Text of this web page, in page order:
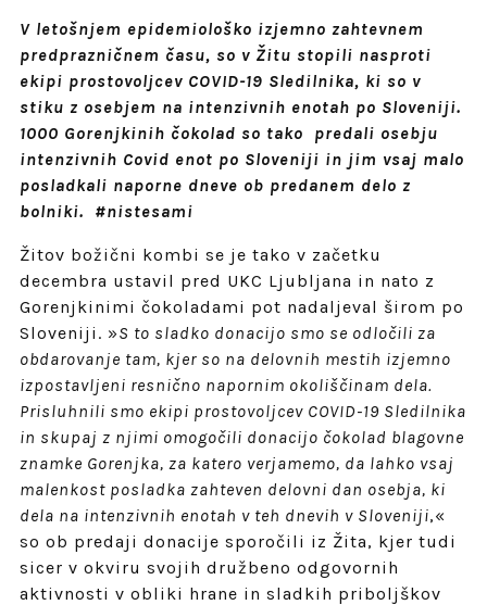
V letošnjem epidemiološko izjemno zahtevnem
predprazničnem času, so v Žitu stopili nasproti
ekipi prostovoljcev COVID-19 Sledilnika, ki so v
stiku z osebjem na intenzivnih enotah po Sloveniji.
1000 Gorenjkinih čokolad so tako predali osebju
intenzivnih Covid enot po Sloveniji in jim vsaj malo
posladkali naporne dneve ob predanem delo z
bolniki. #nistesami
Žitov božični kombi se je tako v začetku
decembra ustavil pred UKC Ljubljana in nato z
Gorenjkinimi čokoladami pot nadaljeval širom po
Sloveniji. »S to sladko donacijo smo se odločili za
obdarovanje tam, kjer so na delovnih mestih izjemno
izpostavljeni resnično napornim okoliščinam dela.
Prisluhnili smo ekipi prostovoljcev COVID-19 Sledilnika
in skupaj z njimi omogočili donacijo čokolad blagovne
znamke Gorenjka, za katero verjamemo, da lahko vsaj
malenkost posladka zahteven delovni dan osebja, ki
dela na intenzivnih enotah v teh dnevih v Sloveniji,«
so ob predaji donacije sporočili iz Žita, kjer tudi
sicer v okviru svojih družbeno odgovornih
aktivnosti v obliki hrane in sladkih priboljškov